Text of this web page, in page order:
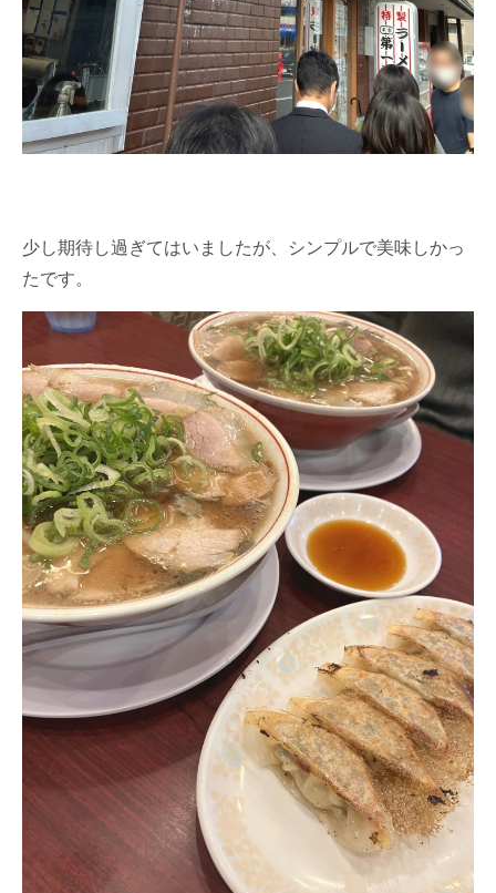
少し期待し過ぎてはいましたが、シンプルで美味しかっ
たです。